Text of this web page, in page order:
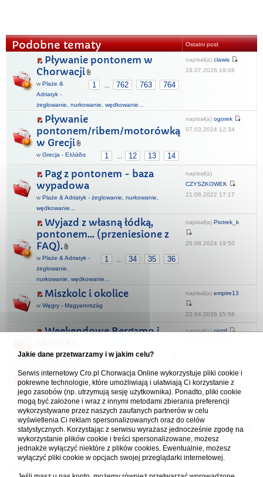
Podobne tematy Ostatni post
Pływanie pontonem w
Chorwacji
1 762 763 764
w Plaże &
Adriatyk -
żeglowanie, nurkowanie, wędkowanie...
napisał(a) clawis
16.07.2026 19:08
Pływanie
pontonem/ribem/motorówką
w Grecji
1 12 13 14
w Grecja - Ελλάδα
napisał(a) ogorek
07.03.2024 12:34
Pag z pontonem - baza
wypadowa
w Plaże & Adriatyk - żeglowanie, nurkowanie,
wędkowanie...
napisał(a)
CZYSZKOWEK
21.06.2022 17:17
Wyjazd z własną łódką,
pontonem... (przeniesione z
FAQ).
1 34 35 36
w Plaże & Adriatyk -
żeglowanie,
nurkowanie, wędkowanie...
napisał(a) Piotrek_k
26.08.2024 19:50
Miszkolc i okolice
w Węgry - Magyarország
napisał(a) empire13
22.04.2026 15:56
Weekendowe Bergamo i
1 2 3
wWłochy - Italia
napisał(a)piotrf
Nicea i okolice, co warto?
wFrancja - France
napisał(a)euh
23.01.2024 16:32
Forum Chorwacja Online - Cro.pl
Usuń ciasteczka• Strefa czasowa: UTC + 1 (Polska - czas zimowy) [ DST
Jakie dane przetwarzamy i w jakim celu?
Serwis internetowy Cro.pl Chorwacja Online wykorzystuje pliki cookie i
pokrewne technologie, które umożliwiają i ułatwiają Ci korzystanie z
jego zasobów (np. utrzymują sesję użytkownika). Ponadto, pliki cookie
mogą być założone i wraz z innymi metodami zbierania preferencji
wykorzystywane przez naszych zaufanych partnerów w celu
wyświetlenia Ci reklam spersonalizowanych oraz do celów
statystycznych. Korzystając z serwisu wyrażasz jednocześnie zgodę na
wykorzystanie plików cookie i treści spersonalizowane, możesz
jednakże wyłączyć niektóre z plików cookies. Ewentualnie, możesz
wyłączyć pliki cookie w opcjach swojej przeglądarki internetowej.